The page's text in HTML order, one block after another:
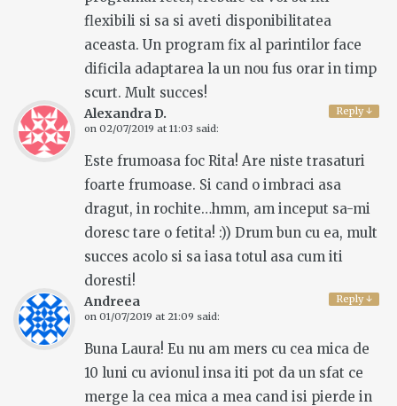
flexibili si sa si aveti disponibilitatea
aceasta. Un program fix al parintilor face
dificila adaptarea la un nou fus orar in timp
scurt. Mult succes!
Reply↓
Alexandra D.
on 02/07/2019 at 11:03 said:
Este frumoasa foc Rita! Are niste trasaturi
foarte frumoase. Si cand o imbraci asa
dragut, in rochite…hmm, am inceput sa-mi
doresc tare o fetita! :)) Drum bun cu ea, mult
succes acolo si sa iasa totul asa cum iti
doresti!
Reply↓
Andreea
on 01/07/2019 at 21:09 said:
Buna Laura! Eu nu am mers cu cea mica de
10 luni cu avionul insa iti pot da un sfat ce
merge la cea mica a mea cand isi pierde in